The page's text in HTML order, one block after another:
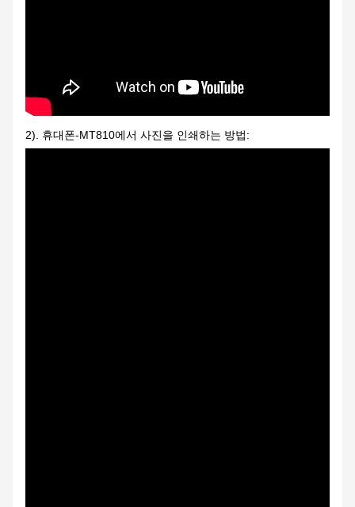
2). 휴대폰-MT810에서 사진을 인쇄하는 방법: